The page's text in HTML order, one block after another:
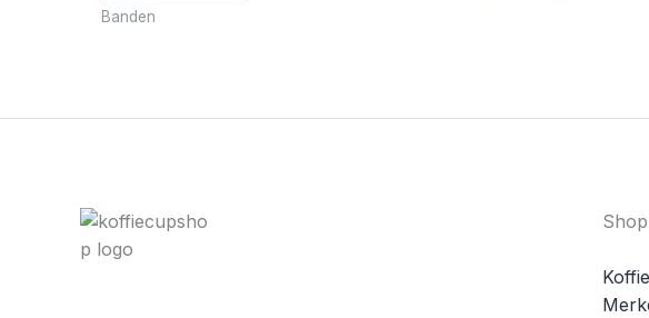
Banden
Shop